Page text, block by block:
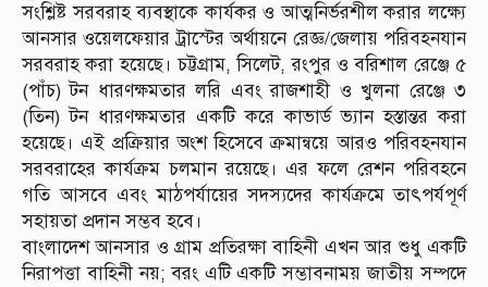
সংশ্লিষ্ট সরবরাহ ব্যবস্থাকে কার্যকর ও আত্মনির্ভরশীল করার লক্ষ্যে
আনসার ওয়েলফেয়ার ট্রাস্টের অর্থায়নে রেজ্ঞ/জেলায় পরিবহনযান
সরবরাহ করা হয়েছে। চট্টগ্রাম, সিলেট, রংপুর ও বরিশাল রেঞ্জে ৫
(পাঁচ) টন ধারণক্ষমতার লরি এবং রাজশাহী ও খুলনা রেঞ্জে ৩
(তিন) টন ধারণক্ষমতার একটি করে কাভার্ড ভ্যান হস্তান্তর করা
হয়েছে। এই প্রক্রিয়ার অংশ হিসেবে ক্রমান্বয়ে আরও পরিবহনযান
সরবরাহের কার্যক্রম চলমান রয়েছে। এর ফলে রেশন পরিবহনে
গতি আসবে এবং মাঠপর্যায়ের সদস্যদের কার্যক্রমে তাৎপর্যপূর্ণ
সহায়তা প্রদান সম্ভব হবে।
বাংলাদেশ আনসার ও গ্রাম প্রতিরক্ষা বাহিনী এখন আর শুধু একটি
নিরাপত্তা বাহিনী নয়; বরং এটি একটি সম্ভাবনাময় জাতীয় সম্পদে